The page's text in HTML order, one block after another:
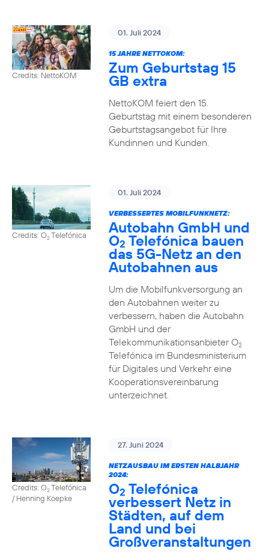
Credits: NettoKOM
01. Juli 2024
15 JAHRE NETTOKOM:
Zum Geburtstag 15
GB extra
NettoKOM feiert den 15.
Geburtstag mit einem besonderen
Geburtstagsangebot für Ihre
Kundinnen und Kunden.
Credits: O2Telefónica
01. Juli 2024
VERBESSERTES MOBILFUNKNETZ:
Autobahn GmbH und
O2 Telefónica bauen
das 5G-Netz an den
Autobahnen aus
Um die Mobilfunkversorgung an
den Autobahnen weiter zu
verbessern, haben die Autobahn
GmbH und der
Telekommunikationsanbieter O2
Telefónica im Bundesministerium
für Digitales und Verkehr eine
Kooperationsvereinbarung
unterzeichnet.
Credits: O2Telefónica
/ Henning Koepke
27. Juni 2024
NETZAUSBAU IM ERSTEN HALBJAHR
2024:
O2 Telefónica
verbessert Netz in
Städten, auf dem
Land und bei
Großveranstaltungen